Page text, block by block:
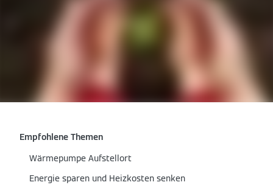
Empfohlene Themen
Wärmepumpe Aufstellort
Energie sparen und Heizkosten senken